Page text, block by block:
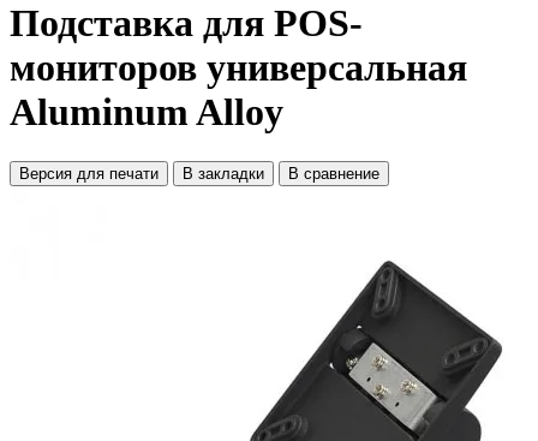
Подставка для POS-
мониторов универсальная
Aluminum Alloy
Версия для печати В закладки В сравнение